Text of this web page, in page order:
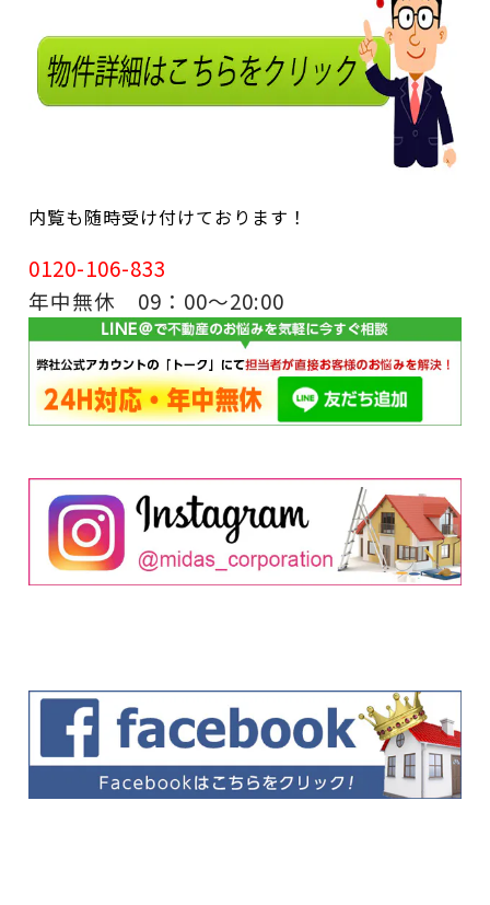
内覧も随時受け付けております！
0120-106-833
年中無休 09：00～20:00